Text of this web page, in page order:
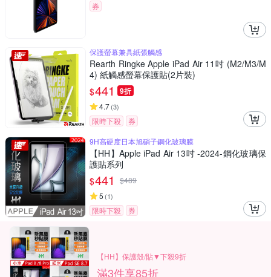
券
保護螢幕兼具紙張觸感
Rearth Ringke Apple iPad Air 11吋 (M2/M3/M
4) 紙觸感螢幕保護貼(2片裝)
$441 9折
4.7(3)
限時下殺
券
9H高硬度日本旭硝子鋼化玻璃膜
【HH】Apple iPad Air 13吋 -2024-鋼化玻璃保
護貼系列
$441 $489
5 (1)
限時下殺 券
【HH】保護殼/貼▼下殺9折
滿3件享85折